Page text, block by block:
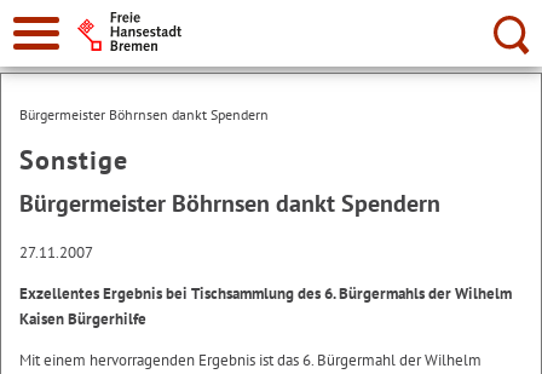
Suche:
Bürgermeister Böhrnsen dankt Spendern
Sonstige
Bürgermeister Böhrnsen dankt Spendern
27.11.2007
Exzellentes Ergebnis bei Tischsammlung des 6. Bürgermahls der Wilhelm
Kaisen Bürgerhilfe
Mit einem hervorragenden Ergebnis ist das 6. Bürgermahl der Wilhelm